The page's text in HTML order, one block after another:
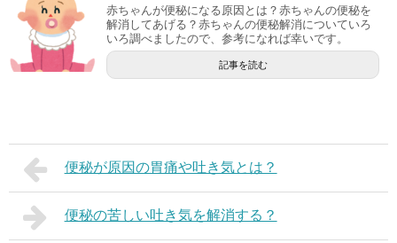
赤ちゃんが便秘になる原因とは？赤ちゃんの便秘を
解消してあげる？赤ちゃんの便秘解消についていろ
いろ調べましたので、参考になれば幸いです。
記事を読む
便秘が原因の胃痛や吐き気とは？
便秘の苦しい吐き気を解消する？